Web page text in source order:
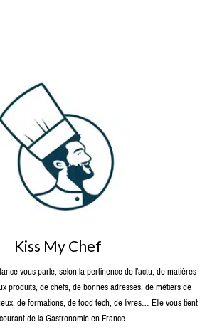
Kiss My Chef
vous parle, selon la pertinence de l’actu, de matières
produits, de chefs, de bonnes adresses, de métiers de
de formations, de food tech, de livres… Elle vous tient
de la Gastronomie en France.